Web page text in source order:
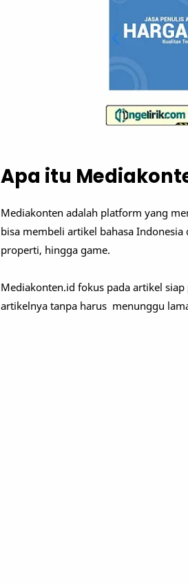
Apa itu
Mediakonten adalah platform yang
bisa membeli artikel bahasa
properti, hingga game.
Mediakonten.id fokus pada artikel
artikelnya tanpa harus menunggu